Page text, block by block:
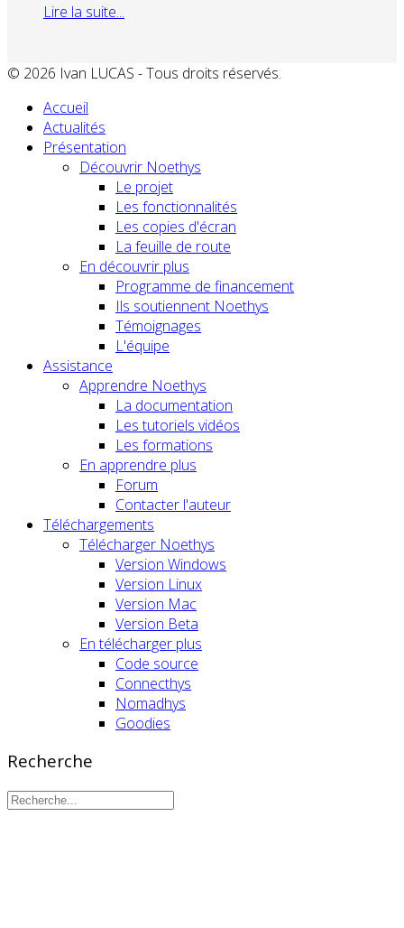
Lire la suite...
© 2026 Ivan LUCAS - Tous droits réservés.
Accueil
Actualités
Présentation
Découvrir Noethys
Le projet
Les fonctionnalités
Les copies d'écran
La feuille de route
En découvrir plus
Programme de financement
Ils soutiennent Noethys
Témoignages
L'équipe
Assistance
Apprendre Noethys
La documentation
Les tutoriels vidéos
Les formations
En apprendre plus
Forum
Contacter l'auteur
Téléchargements
Télécharger Noethys
Version Windows
Version Linux
Version Mac
Version Beta
En télécharger plus
Code source
Connecthys
Nomadhys
Goodies
Recherche